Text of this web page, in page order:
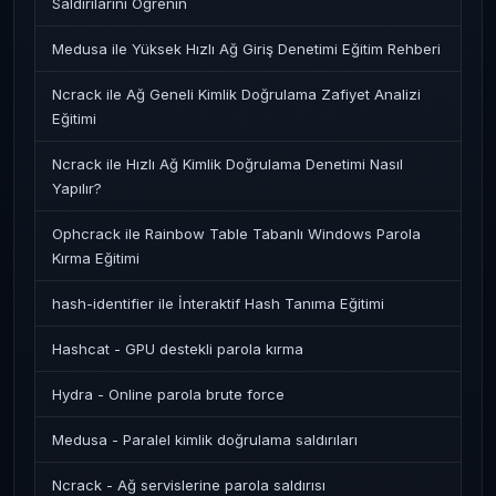
Medusa ile Yüksek Hızlı Ağ Giriş Denetimi Eğitim Rehberi
Ncrack ile Ağ Geneli Kimlik Doğrulama Zafiyet Analizi
Eğitimi
Ncrack ile Hızlı Ağ Kimlik Doğrulama Denetimi Nasıl
Yapılır?
Ophcrack ile Rainbow Table Tabanlı Windows Parola
Kırma Eğitimi
hash-identifier ile İnteraktif Hash Tanıma Eğitimi
Hashcat - GPU destekli parola kırma
Hydra - Online parola brute force
Medusa - Paralel kimlik doğrulama saldırıları
Ncrack - Ağ servislerine parola saldırısı